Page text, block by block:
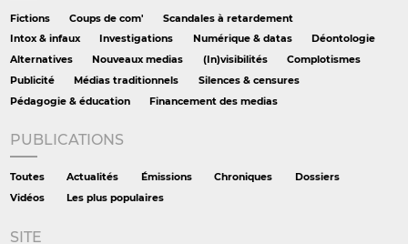
Fictions Coups de com'
Scandales à retardement
Intox & infaux
Investigations Numérique & datas
Déontologie
Alternatives
Nouveaux medias (In)visibilités
Complotismes
Publicité
Médias traditionnels
Silences & censures
Pédagogie & éducation
Financement des medias
PUBLICATIONS
Toutes Actualités Émissions Chroniques
Dossiers
Vidéos
Les plus populaires
SITE